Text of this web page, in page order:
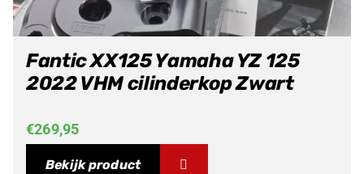
Fantic XX125 Yamaha YZ 125
2022 VHM cilinderkop Zwart
€269,95
Bekijk product